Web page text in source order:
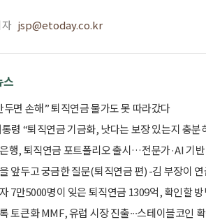
jsp@etoday.co.kr
스
두면 손해” 퇴직연금 물가도 못 따라갔다
령 “퇴직연금 기금화, 낫다는 보장 있는지 충분
행, 퇴직연금 포트폴리오 출시…전문가·AI 기반
앞두고 궁금한 질문(퇴직연금 편) -김 부장이
7만5000명이 잊은 퇴직연금 1309억, 확인할
토큰화 MMF, 유럽 시장 진출∙∙∙스테이블코인